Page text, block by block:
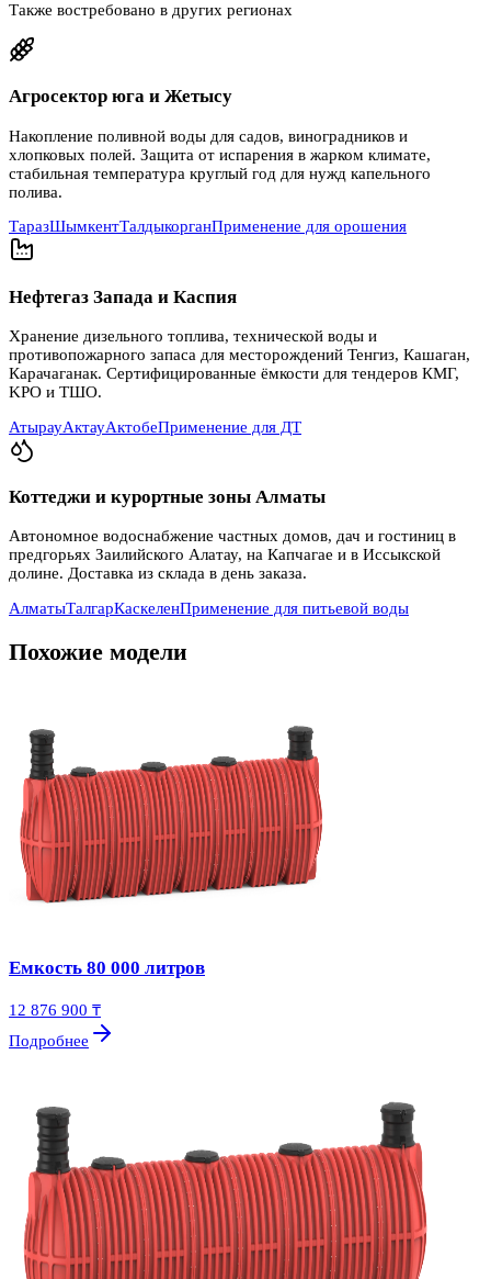
Также востребовано в других регионах
Агросектор юга и Жетысу
Накопление поливной воды для садов, виноградников и
хлопковых полей. Защита от испарения в жарком климате,
стабильная температура круглый год для нужд капельного
полива.
ТаразШымкентТалдыкорганПрименение для орошения
Нефтегаз Запада и Каспия
Хранение дизельного топлива, технической воды и
противопожарного запаса для месторождений Тенгиз, Кашаган,
Карачаганак. Сертифицированные ёмкости для тендеров КМГ,
KPO и ТШО.
АтырауАктауАктобеПрименение для ДТ
Коттеджи и курортные зоны Алматы
Автономное водоснабжение частных домов, дач и гостиниц в
предгорьях Заилийского Алатау, на Капчагае и в Иссыкской
долине. Доставка из склада в день заказа.
АлматыТалгарКаскеленПрименение для питьевой воды
Похожие модели
Емкость 80 000 литров
12 876 900 ₸
Подробнее